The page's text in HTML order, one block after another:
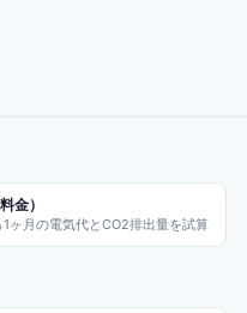
金）
ヶ月の電気代とCO2排出量を試算